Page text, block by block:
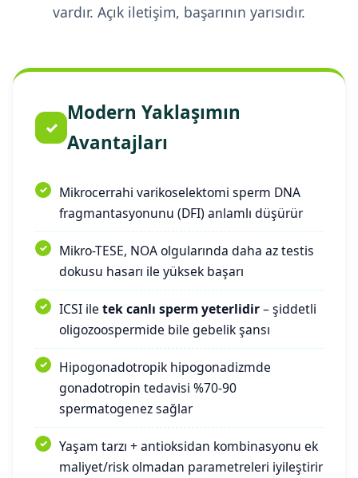
vardır. Açık iletişim, başarının yarısıdır.
✓
Modern Yaklaşımın
Avantajları
Mikrocerrahi varikoselektomi sperm DNA
fragmantasyonunu (DFI) anlamlı düşürür
Mikro-TESE, NOA olgularında daha az testis
dokusu hasarı ile yüksek başarı
ICSI ile tek canlı sperm yeterlidir– şiddetli
oligozoospermide bile gebelik şansı
Hipogonadotropik hipogonadizmde
gonadotropin tedavisi %70-90
spermatogenez sağlar
Yaşam tarzı + antioksidan kombinasyonu ek
maliyet/risk olmadan parametreleri iyileştirir